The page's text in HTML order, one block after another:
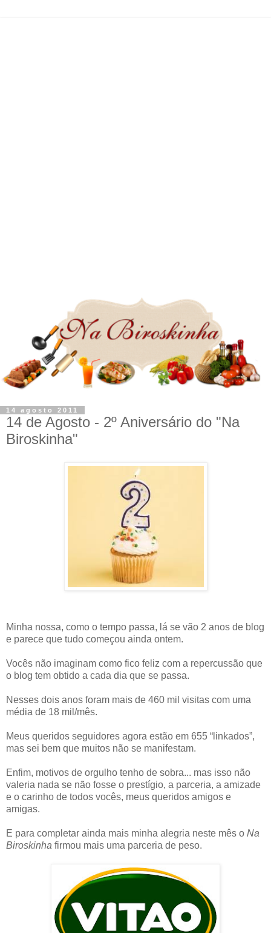
14 agosto 2011
14 de Agosto - 2º Aniversário do "Na
Biroskinha"
Minha nossa, como o tempo passa, lá se vão 2 anos de blog
e parece que tudo começou ainda ontem.
Vocês não imaginam como fico feliz com a repercussão que
o blog tem obtido a cada dia que se passa.
Nesses dois anos foram mais de 460 mil visitas com uma
média de 18 mil/mês.
Meus queridos seguidores agora estão em 655 “linkados”,
mas sei bem que muitos não se manifestam.
Enfim, motivos de orgulho tenho de sobra... mas isso não
valeria nada se não fosse o prestígio, a parceria, a amizade
e o carinho de todos vocês, meus queridos amigos e
amigas.
E para completar ainda mais minha alegria neste mês o Na
Biroskinha firmou mais uma parceria de peso.